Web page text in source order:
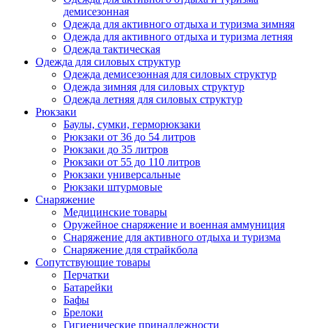
демисезонная
Одежда для активного отдыха и туризма зимняя
Одежда для активного отдыха и туризма летняя
Одежда тактическая
Одежда для силовых структур
Одежда демисезонная для силовых структур
Одежда зимняя для силовых структур
Одежда летняя для силовых структур
Рюкзаки
Баулы, сумки, герморюкзаки
Рюкзаки от 36 до 54 литров
Рюкзаки до 35 литров
Рюкзаки от 55 до 110 литров
Рюкзаки универсальные
Рюкзаки штурмовые
Снаряжение
Медицинские товары
Оружейное снаряжение и военная аммуниция
Снаряжение для активного отдыха и туризма
Снаряжение для страйкбола
Сопутствующие товары
Перчатки
Батарейки
Бафы
Брелоки
Гигиенические принадлежности